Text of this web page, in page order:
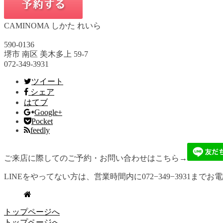
CAMINOMA しかた れいら
590-0136
堺市 南区 美木多上 59-7
072-349-3931
ツイート
シェア
はてブ
Google+
Pocket
feedly
ご来店に際してのご予約・お問い合わせはこちら→
LINEをやってない方は、営業時間内に072−349−3931までお
トップページへ